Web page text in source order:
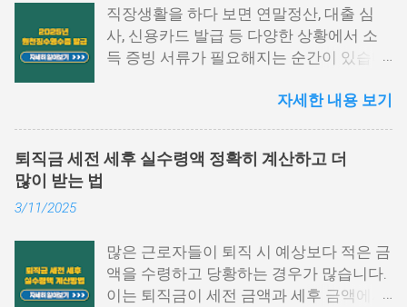
직장생활을 하다 보면 연말정산, 대출 심
사, 신용카드 발급 등 다양한 상황에서 소
득 증빙 서류가 필요해지는 순간이 있습니
년간의 급여와 세금 납부 내역을 한눈에 확
하는지, 어디에서 발급이 가능한지 막막하
국세청 홈택스에서 발급하는 방법 2. 모바
일 손택스 앱 이용법 3. 회사, 세무서에서도
발급 가능 4. 자주 묻는 질문 5. 맺음말 1.
자세한 내용 보기
퇴직금 세전 세후 실수령액 정확히 계산하고 더
많이 받는 법
3/11/2025
많은 근로자들이 퇴직 시 예상보다 적은 금
액을 수령하고 당황하는 경우가 많습니다.
이는 퇴직금이 세전 금액과 세후 금액에서